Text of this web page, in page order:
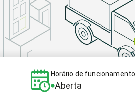
Horário de funcionamento
Aberta